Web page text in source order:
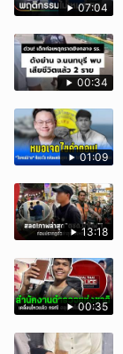
07:04
00:34
01:09
13:18
00:35